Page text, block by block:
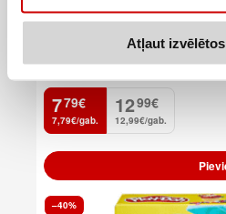
AtļautVisas
Radošais manikīra komplekts WOW
7
. 79€
7,79€/gab.
12
. 99€
12,99€/gab.
–40%